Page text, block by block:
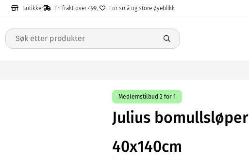
Butikker Fri frakt over 499,- For små og store øyeblikk
Medlemstilbud 2 for 1
Julius bomullsløper
40x140cm